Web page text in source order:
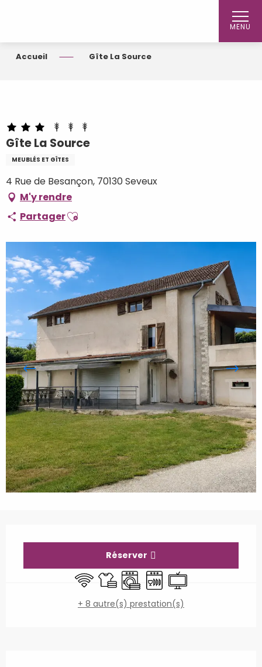
MENU
Accueil Gîte La Source
Gîte La Source
MEUBLÉS ET GÎTES
4 Rue de Besançon, 70130 Seveux
M'y rendre
PartagerAjouter aux favoris
Réserver
WiFi Draps et linge
Lave lingeLave vaisselle
Télévision
+ 8 autre(s) prestation(s)